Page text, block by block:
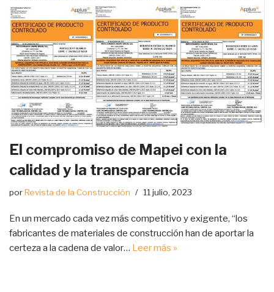
El compromiso de Mapei con la
calidad y la transparencia
porRevista de la Construcción 11 julio, 2023
En un mercado cada vez más competitivo y exigente, “los
fabricantes de materiales de construcción han de aportar la
certeza a la cadena de valor… Leer más »